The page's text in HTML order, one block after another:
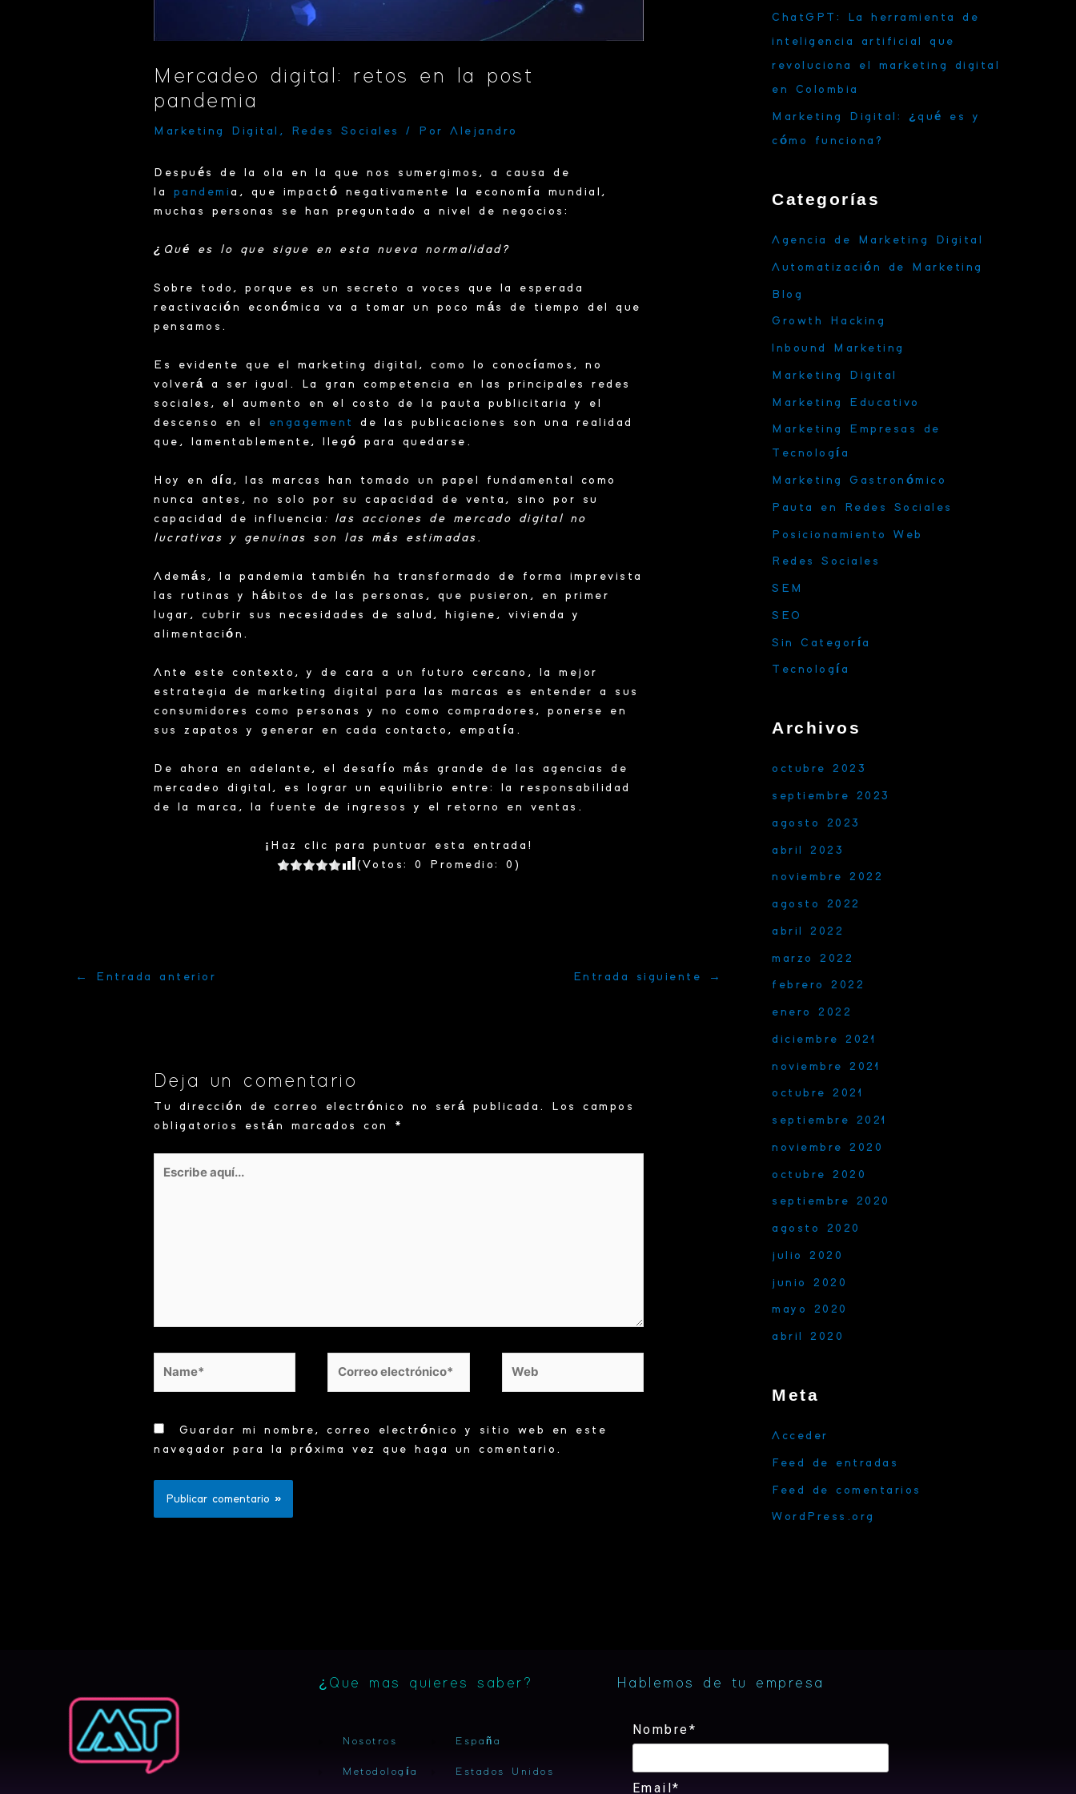
Mercadeo digital: retos en la post
pandemia
Marketing Digital , Redes Sociales / PorAlejandro
Después de la ola en la que nos sumergimos, a causa de
la
pandemia, que impactó negativamente la economía
mundial,
muchas personas se han preguntado a nivel de negocios:
¿Qué es lo que sigue en esta nueva normalidad?
Sobre todo, porque es un secreto a voces que la esperada
reactivación económica va a tomar un poco más de tiempo del que
pensamos.
Es evidente que el marketing digital , como lo conocíamos, no
volverá a ser igual. La gran competencia en las principales redes
sociales, el aumento en el costo de la pauta publicitaria y el
descenso en el engagement
de las publicaciones son una realidad
que, lamentablemente, llegó para quedarse.
Hoy en día, las marcas han tomado un papel fundamental como
nunca antes, no solo por su capacidad de venta, sino por su
capacidad de influencia : las acciones de mercado digital no
lucrativas y genuinas son las más estimadas.
Además, la pandemia también ha transformado
de forma imprevista
las rutinas y hábitos de las personas, que pusieron, en primer
lugar, cubrir sus necesidades de salud, higiene, vivienda y
alimentación.
Ante este contexto, y de cara a un futuro cercano, la mejor
estrategia demarketing digital
para las marcas es entender a sus
consumidores como personas y no como compradores, ponerse en
sus zapatos y generar en cada contacto, empatía.
De ahora en adelante, el desafío más grande de las agencias de
mercadeo digital, es lograr un equilibrio entre: la responsabilidad
de la marca, la fuente de ingresos y el retorno en ventas.
¡Haz clic para puntuar esta entrada!
(Votos: 0 Promedio: 0 )
← Entrada anterior Entrada siguiente →
Deja un comentario
Tu dirección de correo electrónico no será publicada.
Los campos
obligatorios están marcados con *
Guardar mi nombre, correo electrónico y sitio web en este
navegador para la próxima vez que haga un comentario.
ChatGPT: La herramienta de
inteligencia artificial que
revoluciona el marketing digital
en Colombia
Marketing Digital: ¿qué es y
cómo funciona?
Categorías
Agencia de Marketing Digital
Automatización de Marketing
Blog
Growth Hacking
Inbound Marketing
Marketing Digital
Marketing Educativo
Marketing Empresas de
Tecnología
Marketing Gastronómico
Pauta en Redes Sociales
Posicionamiento Web
Redes Sociales
SEM
SEO
Sin Categoría
Tecnología
Archivos
octubre 2023
septiembre 2023
agosto 2023
abril 2023
noviembre 2022
agosto 2022
abril 2022
marzo 2022
febrero 2022
enero 2022
diciembre 2021
noviembre 2021
octubre 2021
septiembre 2021
noviembre 2020
octubre 2020
septiembre 2020
agosto 2020
julio 2020
junio 2020
mayo 2020
abril 2020
Meta
Acceder
Feed de entradas
Feed de comentarios
WordPress.org
¿Que mas quieres saber?
Nosotros
Metodología
España
Estados Unidos
Hablemos de tu empresa
Nombre*
Email*